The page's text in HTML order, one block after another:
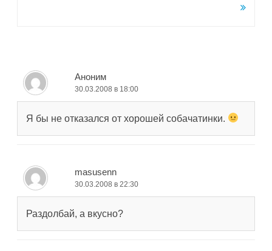
Аноним
30.03.2008 в 18:00
Я бы не отказался от хорошей собачатинки.
masusenn
30.03.2008 в 22:30
Раздолбай, а вкусно?